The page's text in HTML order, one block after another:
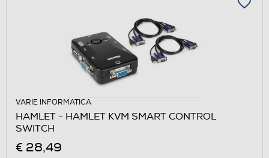
VARIE INFORMATICA
HAMLET - HAMLET KVM SMART CONTROL
SWITCH
€ 28,49